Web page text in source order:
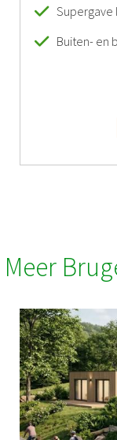
Supergave
Buiten- en
Meer